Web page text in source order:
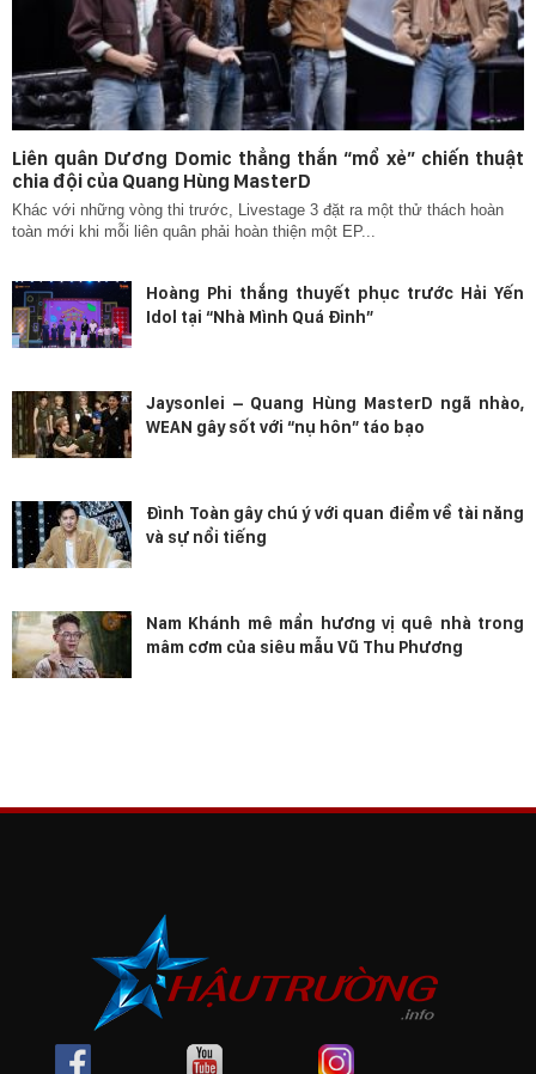
Liên quân Dương Domic thẳng thắn “mổ xẻ” chiến thuật
chia đội của Quang Hùng MasterD
Khác với những vòng thi trước, Livestage 3 đặt ra một thử thách hoàn
toàn mới khi mỗi liên quân phải hoàn thiện một EP...
Hoàng Phi thắng thuyết phục trước Hải Yến
Idol tại “Nhà Mình Quá Đỉnh”
Jaysonlei – Quang Hùng MasterD ngã nhào,
WEAN gây sốt với “nụ hôn” táo bạo
Đình Toàn gây chú ý với quan điểm về tài năng
và sự nổi tiếng
Nam Khánh mê mẩn hương vị quê nhà trong
mâm cơm của siêu mẫu Vũ Thu Phương